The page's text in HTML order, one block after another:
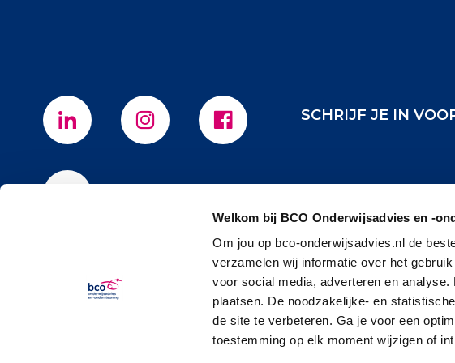
Welkom bij BCO Onderwijsadvies en -
Om jou op bco-onderwijsadvies.nl de
verzamelen wij informatie over het
voor social media, adverteren en
plaatsen. De noodzakelijke- en
de site te verbeteren. Ga je voor een
toestemming op elk moment wijzigen of
SCHRIJF JE IN